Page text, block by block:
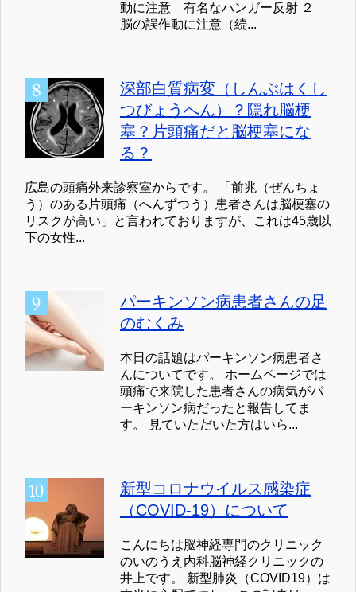
動に注意 有名なハンガー反射 ２
脳の誤作動に注意（続...
深部白質病変（しんぶはくし
つびょうへん）？隠れ脳梗
塞？片頭痛だと脳梗塞にな
る？
広島の頭痛外来診察室からです。 「前兆（ぜんちょ
う）のある片頭痛（へんずつう）患者さんは脳梗塞の
リスクが高い」と言われておりますが、これは45歳以
下の女性...
パーキンソン病患者さんの足
のむくみ
本日の話題はパーキンソン病患者さ
んについてです。 ホームページでは
頭痛で来院した患者さんの病気がパ
ーキンソン病だったと報告してま
す。 見ていただいた方はいら...
新型コロナウイルス感染症
（COVID-19）について
こんにちは脳神経専門のクリニック
のいのうえ内科脳神経クリニックの
井上です。 新型肺炎（COVID19）は